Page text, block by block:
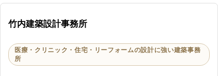
竹内建築設計事務所
医療・クリニック・住宅・リーフォームの設計に強い建築事務
所